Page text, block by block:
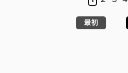
最初